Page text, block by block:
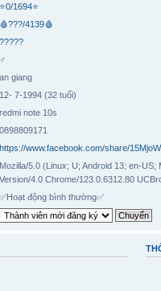
⭐0/1694⭐
🩸???/4139🩸
?????
♂️
an giang
12- 7-1994 (32 tuổi)
redmi note 10s
0898809171
https://www.facebook.com/share/
Mozilla/5.0 (Linux; U; Android 13; en-
Version/4.0 Chrome/123.0.6312.80
✅Hoạt động bình thường✅